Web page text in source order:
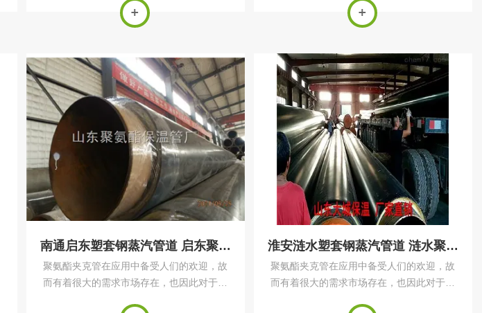
大的生产数额要求。对于聚氨酯保温管的生
产加工，需要针对具体用途与结构进行处
很大的生产数额要求。对于聚氨酯保温管的
生产加工，需要针对具体用途与结构进行处
南通启东塑套钢蒸汽管道 启东聚氨酯保温管 保温管壳保温管价格
聚氨酯夹克管在应用中备受人们的欢迎，故
而有着很大的需求市场存在，也因此对于聚
淮安涟水塑套钢蒸汽管道 涟水聚氨酯保温管 保温管壳保温管价格
聚氨酯夹克管在应用中备受人们的欢迎，故
而有着很大的需求市场存在，也因此对于聚